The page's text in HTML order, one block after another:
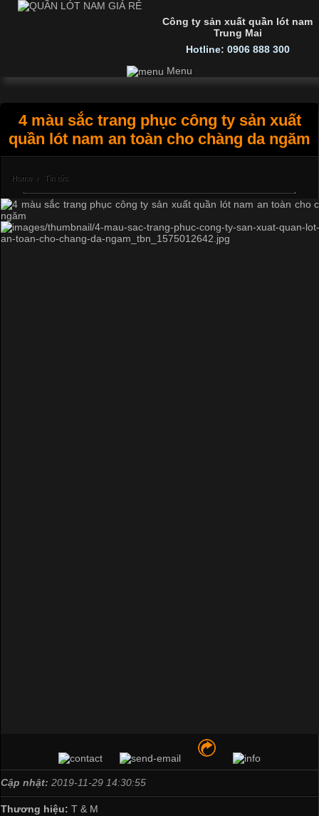
Công ty sản xuất quần lót nam
Trung Mai
Hotline: 0906 888 300
Menu
4 màu sắc trang phục công ty sản xuất
quần lót nam an toàn cho chàng da ngăm
Home › Tin tức
Cập nhật: 2019-11-29 14:30:55
Thương hiệu: T & M